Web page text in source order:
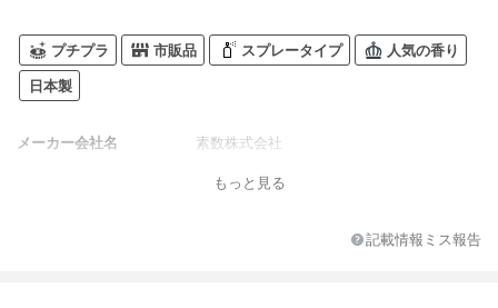
プチプラ 市販品 スプレータイプ 人気の香り
日本製
メーカー会社名 素数株式会社
もっと見る
記載情報ミス報告